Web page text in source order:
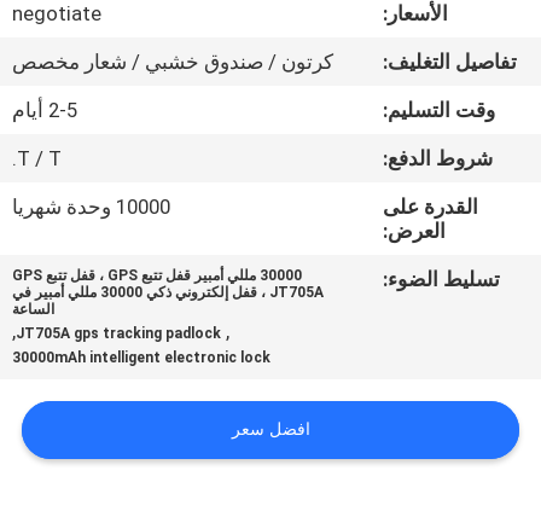
جولة
في
المعمل
مراقبة
اطلب
الأسعار:
negotiate
تفاصيل التغليف:
كرتون / صندوق خشبي / شعار مخصص
وقت التسليم:
2-5 أيام
شروط الدفع:
T / T.
القدرة على
العرض:
10000 وحدة شهريا
تسليط الضوء:
30000 مللي أمبير قفل تتبع GPS ، قفل تتبع GPS
JT705A ، قفل إلكتروني ذكي 30000 مللي أمبير في
الساعة
,
JT705A gps tracking padlock
,
30000mAh intelligent electronic lock
افضل سعر